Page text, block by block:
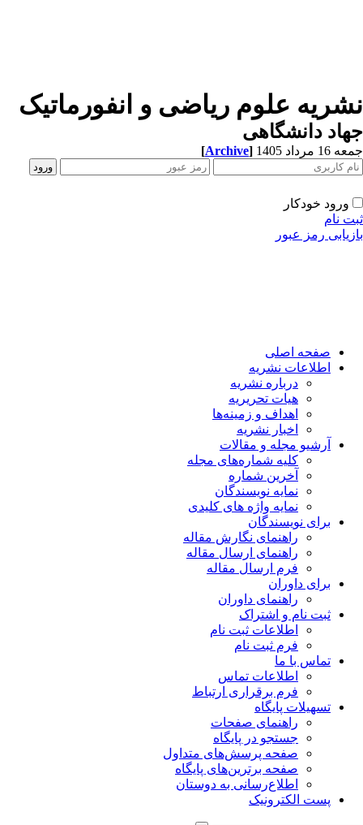
علوم ریاضی و انفورماتیک
دانشگاهی
مرداد 1405 [Archive]
ورود خودکار
نام
رمز عبور
صفحه اصلی
اطلاعات نشریه
درباره نشریه
هیات تحریریه
اهداف و زمینه‌ها
اخبار نشریه
آرشیو مجله و مقالات
کلیه شماره‌های مجله
آخرین شماره
نمایه نویسندگان
نمایه واژه های کلیدی
برای نویسندگان
راهنمای نگارش مقاله
راهنمای ارسال مقاله
فرم ارسال مقاله
برای داوران
راهنمای داوران
ثبت نام و اشتراک
اطلاعات ثبت نام
فرم ثبت نام
تماس با ما
اطلاعات تماس
فرم برقراری ارتباط
تسهیلات پایگاه
راهنمای صفحات
جستجو در پایگاه
صفحه پرسش‌های متداول
صفحه برترین‌های پایگاه
اطلاع‌رسانی به دوستان
پست الکترونیک